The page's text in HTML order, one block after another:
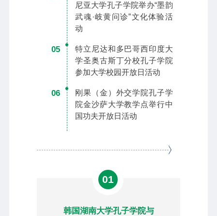
尼亚大学孔子学院举办“墨韵
武魂·岐黄问诊”文化体验活
动
05
特立尼达和多巴哥西印度大
学圣奥古斯丁分校孔子学院
参加大学校园开放日活动
06
刚果（金）外交学院孔子学
院金沙萨大学教学点举行中
国功夫开放日活动
01
韩国湖南大学孔子学院与